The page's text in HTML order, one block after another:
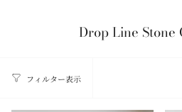
Drop Line Stone
フィルター表示